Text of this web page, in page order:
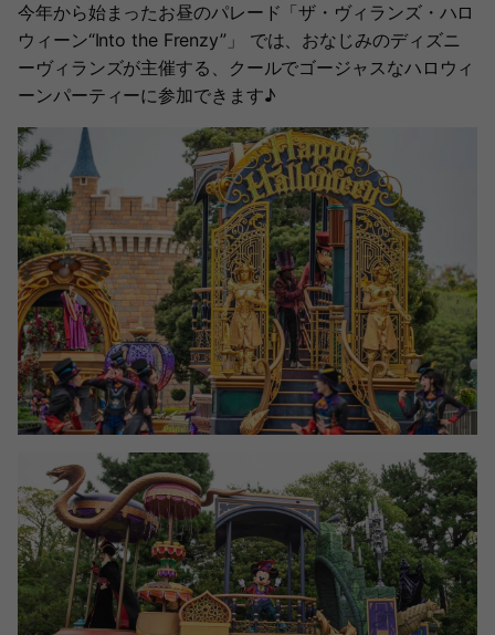
今年から始まったお昼のパレード「ザ・ヴィランズ・ハロ
ウィーン“Into the Frenzy”」 では、おなじみのディズニ
ーヴィランズが主催する、クールでゴージャスなハロウィ
ーンパーティーに参加できます♪